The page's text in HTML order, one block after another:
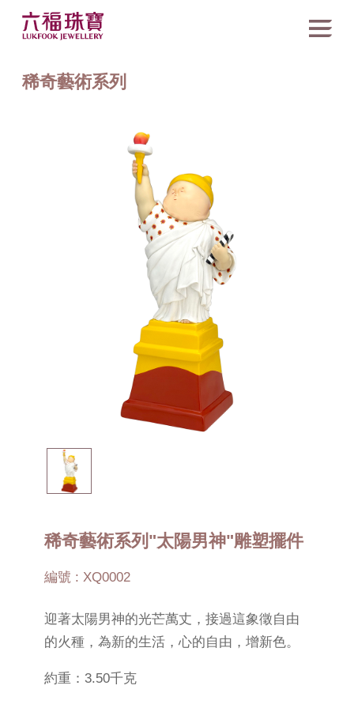
稀奇藝術系列
稀奇藝術系列"太陽男神"雕塑擺件
編號 : XQ0002
迎著太陽男神的光芒萬丈，接過這象徵自由
的火種，為新的生活，心的自由，增新色。
約重：3.50千克